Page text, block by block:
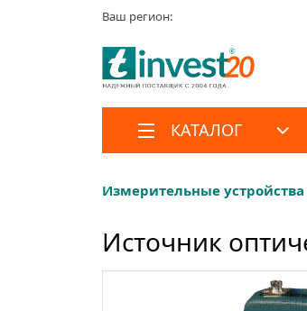
Ваш регион:
КАТАЛОГ
Измерительные
Источник